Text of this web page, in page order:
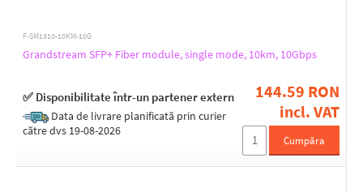
F-SM1310-10KM-10G
Grandstream SFP+ Fiber module, single mode, 10km, 10Gbps
✅ Disponibilitate într-un partener extern
Data de livrare planificată prin curier
către dvs 19-08-2026
144.59 RON
incl. VAT
Cumpăra